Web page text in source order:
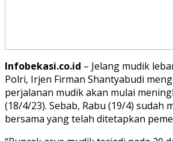
Infobekasi.co.id – Jelang mudik
Polri, Irjen Firman Shantyabudi
perjalanan mudik akan mulai
(18/4/23). Sebab, Rabu (19/4) sudah
bersama yang telah ditetapkan